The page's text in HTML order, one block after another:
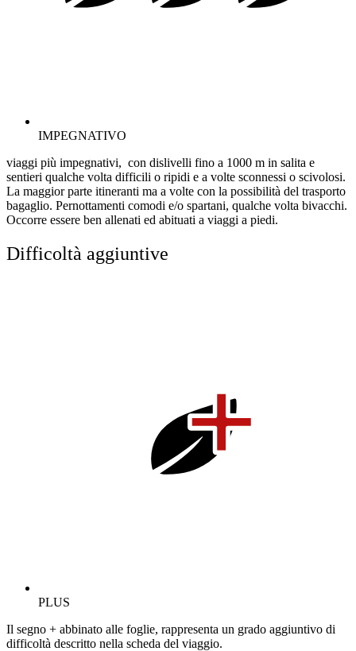
IMPEGNATIVO
viaggi più impegnativi, con dislivelli fino a 1000 m in salita e
sentieri qualche volta difficili o ripidi e a volte sconnessi o scivolosi.
La maggior parte itineranti ma a volte con la possibilità del trasporto
bagaglio. Pernottamenti comodi e/o spartani, qualche volta bivacchi.
Occorre essere ben allenati ed abituati a viaggi a piedi.
Difficoltà aggiuntive
PLUS
Il segno + abbinato alle foglie, rappresenta un grado aggiuntivo di
difficoltà descritto nella scheda del viaggio.